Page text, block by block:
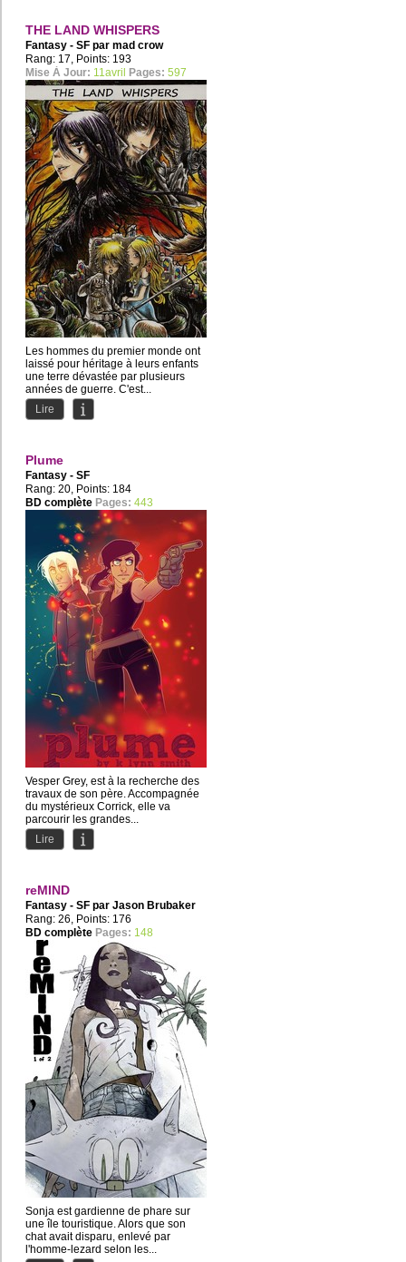
THE LAND WHISPERS
Fantasy - SF par mad crow
Rang: 17, Points: 193
Mise À Jour: 11avril Pages: 597
Les hommes du premier monde ont
laissé pour héritage à leurs enfants
une terre dévastée par plusieurs
années de guerre. C'est...
Lire
Plume
Fantasy - SF
Rang: 20, Points: 184
BD complète Pages: 443
Vesper Grey, est à la recherche des
travaux de son père. Accompagnée
du mystérieux Corrick, elle va
parcourir les grandes...
Lire
reMIND
Fantasy - SF par Jason Brubaker
Rang: 26, Points: 176
BD complète Pages: 148
Sonja est gardienne de phare sur
une île touristique. Alors que son
chat avait disparu, enlevé par
l'homme-lezard selon les...